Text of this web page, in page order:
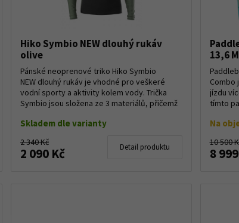
Hiko Symbio NEW dlouhý rukáv
olive
Pánské neoprenové triko Hiko Symbio
NEW dlouhý rukáv je vhodné pro veškeré
vodní sporty a aktivity kolem vody. Trička
Symbio jsou složena ze 3 materiálů, přičemž
Skladem dle varianty
2 340 Kč
2 090 Kč Detail produktu
13,6
Combo
jízdu
tímto
Na
10 500
8